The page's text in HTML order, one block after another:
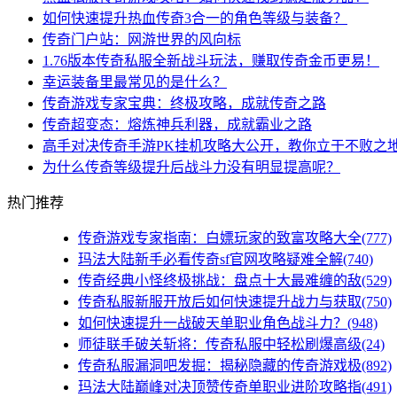
如何快速提升热血传奇3合一的角色等级与装备？
传奇门户站：网游世界的风向标
1.76版本传奇私服全新战斗玩法，赚取传奇金币更易！
幸运装备里最常见的是什么？
传奇游戏专家宝典：终极攻略，成就传奇之路
传奇超变态：熔炼神兵利器，成就霸业之路
高手对决传奇手游PK挂机攻略大公开，教你立于不败之
为什么传奇等级提升后战斗力没有明显提高呢？
热门推荐
传奇游戏专家指南：白嫖玩家的致富攻略大全(777)
玛法大陆新手必看传奇sf官网攻略疑难全解(740)
传奇经典小怪终极挑战：盘点十大最难缠的敌(529)
传奇私服新服开放后如何快速提升战力与获取(750)
如何快速提升一战破天单职业角色战斗力？(948)
师徒联手破关斩将：传奇私服中轻松刷爆高级(24)
传奇私服漏洞吧发掘：揭秘隐藏的传奇游戏极(892)
玛法大陆巅峰对决顶赞传奇单职业进阶攻略指(491)